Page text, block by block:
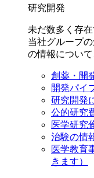
研究開発
未だ数多く存
当社グループ
の情報について
創薬・開
開発パイ
研究開発
公的研究
医学研究
治験の情
医学教育
きます）